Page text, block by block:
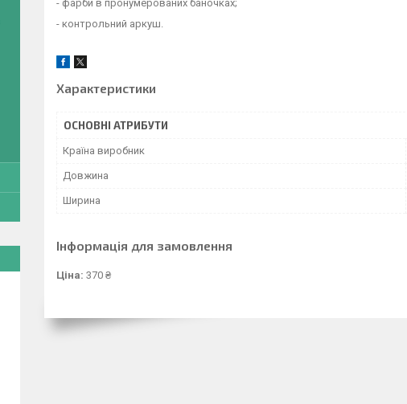
- фарби в пронумерованих баночках;
- контрольний аркуш.
Характеристики
ОСНОВНІ АТРИБУТИ
Країна виробник
Довжина
Ширина
Інформація для замовлення
Ціна: 370 ₴